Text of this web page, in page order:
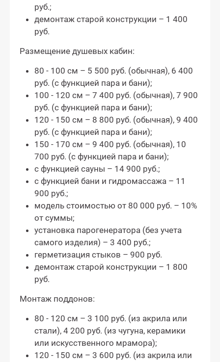
руб.;
демонтаж старой конструкции – 1 400
руб.
Размещение душевых кабин:
80 - 100 см – 5 500 руб. (обычная), 6 400
руб. (с функцией пара и бани);
100 - 120 см – 7 400 руб. (обычная), 7 900
руб. (с функцией пара и бани);
120 - 150 см – 8 800 руб. (обычная), 9 400
руб. (с функцией пара и бани);
150 - 170 см – 9 400 руб. (обычная), 10
700 руб. (с функцией пара и бани);
с функцией сауны – 14 900 руб.;
с функцией бани и гидромассажа – 11
900 руб.;
модель стоимостью от 80 000 руб. – 10%
от суммы;
установка парогенератора (без учета
самого изделия) – 3 400 руб.;
герметизация стыков – 900 руб.
демонтаж старой конструкции – 1 800
руб.
Монтаж поддонов:
80 - 120 см – 3 100 руб. (из акрила или
стали), 4 200 руб. (из чугуна, керамики
или искусственного мрамора);
120 - 150 см – 3 600 руб. (из акрила или